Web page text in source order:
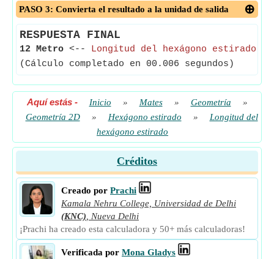
PASO 3: Convierta el resultado a la unidad de salida
RESPUESTA FINAL
12 Metro <-- Longitud del hexágono estirado
(Cálculo completado en 00.006 segundos)
Aquí estás- Inicio » Mates » Geometría
»
Geometría 2D
» Hexágono estirado »
Longitud del
hexágono estirado
Créditos
Creado por Prachi
Kamala Nehru College, Universidad de Delhi
(KNC)
Nueva Delhi
¡Prachi ha creado esta calculadora y 50+ más calculadoras!
Verificada por Mona Gladys